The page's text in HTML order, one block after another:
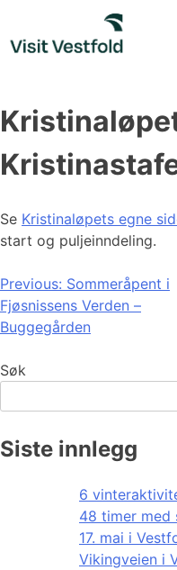
content
Se Kristinaløpets egne
start og puljeinndeling.
Previous: Sommeråpent i
Fjøsnissens Verden –
Buggegården
Søk
Siste innlegg
6
48 timer med
17. mai i
Vikingveien i